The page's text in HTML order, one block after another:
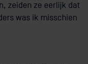
zeiden ze eerlijk dat
was ik misschien